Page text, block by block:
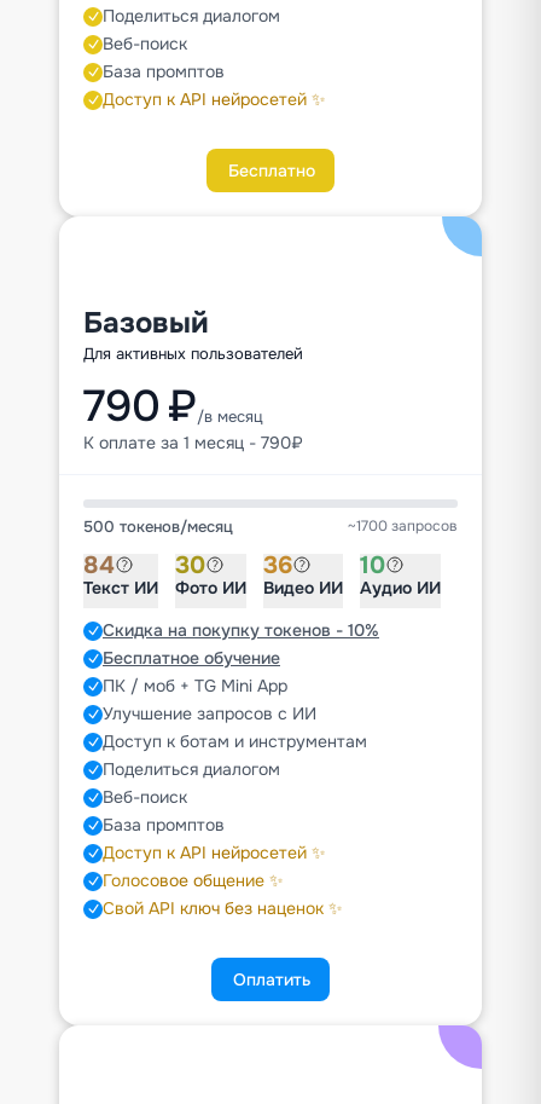
Поделиться диалогом
Веб-поиск
База промптов
Доступ к API нейросетей ✨
Бесплатно
Базовый
Для активных пользователей
790 ₽/в месяц
К оплате за 1 месяц - 790₽
500 токенов/месяц ~1700 запросов
84
Текст ИИ
30
Фото ИИ
36
Видео ИИ
10
Аудио ИИ
Скидка на покупку токенов - 10%
Бесплатное обучение
ПК / моб + TG Mini App
Улучшение запросов с ИИ
Доступ к ботам и инструментам
Поделиться диалогом
Веб-поиск
База промптов
Доступ к API нейросетей ✨
Голосовое общение ✨
Свой API ключ без наценок ✨
Оплатить